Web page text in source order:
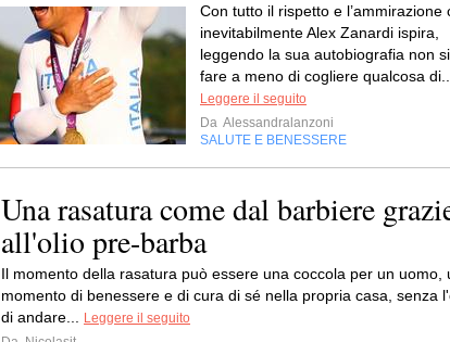
Con tutto il rispetto e l’ammirazione
inevitabilmente Alex Zanardi ispira,
leggendo la sua autobiografia non
fare a meno di cogliere qualcosa di...
Leggere il seguito
Da Alessandralanzoni
SALUTE E BENESSERE
Una rasatura come dal barbiere
all'olio pre-barba
Il momento della rasatura può essere una coccola per un uomo,
momento di benessere e di cura di sé nella propria casa, senza
di andare...
Leggere il seguito